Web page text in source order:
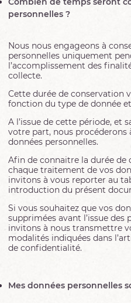
personnelles ?
Nous nous engageons à
personnelles uniquement
l’accomplissement des
collecte.
Cette durée de conservation
fonction du type de donnée
A l’issue de cette période, et
votre part, nous procéderons
données personnelles.
Afin de connaitre la durée de
chaque traitement de vos
invitons à vous reporter au
introduction du présent
Si vous souhaitez que vos
supprimées avant l’issue des
invitons à nous transmettre
modalités indiquées dans
de confidentialité.
Mes données personnelles